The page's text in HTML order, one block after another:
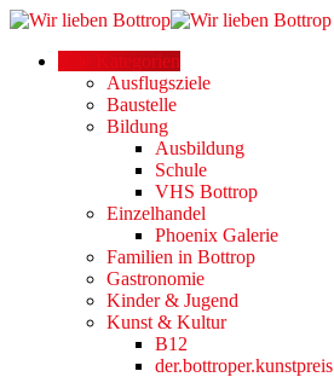
Alle Kategorien
Ausflugsziele
Baustelle
Bildung
Ausbildung
Schule
VHS Bottrop
Einzelhandel
Phoenix Galerie
Familien in Bottrop
Gastronomie
Kinder & Jugend
Kunst & Kultur
B12
der.bottroper.kunstpreis